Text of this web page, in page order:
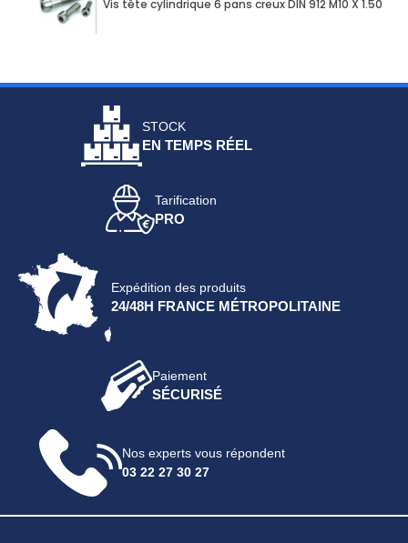
Vis tête cylindrique 6 pans creux DIN 912 M10 X 1.50 X
STOCK
EN TEMPS RÉEL
Tarification
PRO
Expédition des produits
24/48H FRANCE MÉTROPOLITAINE
Paiement
SÉCURISÉ
Nos experts vous répondent
03 22 27 30 27